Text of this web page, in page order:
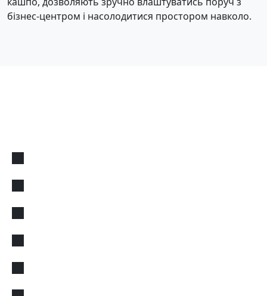
бізнес-центром і насолодитися простором навколо.